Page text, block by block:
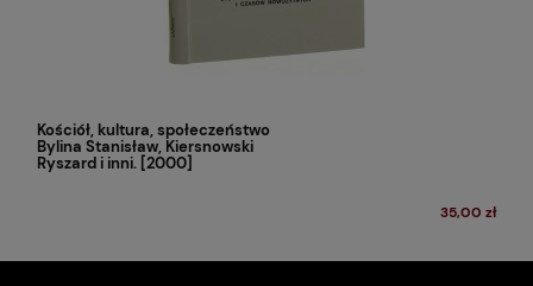
Kościół, kultura, społeczeństwo
Bylina Stanisław, Kiersnowski
Ryszard i inni. [2000]
35,00 zł